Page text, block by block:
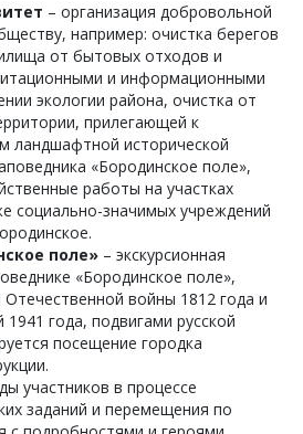
– организация добровольной
например: очистка берегов
от бытовых отходов и
и информационными
экологии района, очистка от
прилегающей к
ландшафтной исторической
«Бородинское поле»,
работы на участках
социально-значимых учреждений
поле» – экскурсионная
«Бородинское поле»,
войны 1812 года и
года, подвигами русской
посещение городка
участников в процессе
заданий и перемещения по